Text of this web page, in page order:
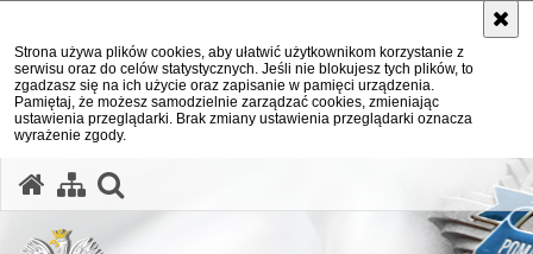
Strona używa plików cookies, aby ułatwić użytkownikom korzystanie z
serwisu oraz do celów statystycznych. Jeśli nie blokujesz tych plików, to
zgadzasz się na ich użycie oraz zapisanie w pamięci urządzenia.
Pamiętaj, że możesz samodzielnie zarządzać cookies, zmieniając
ustawienia przeglądarki. Brak zmiany ustawienia przeglądarki oznacza
wyrażenie zgody.